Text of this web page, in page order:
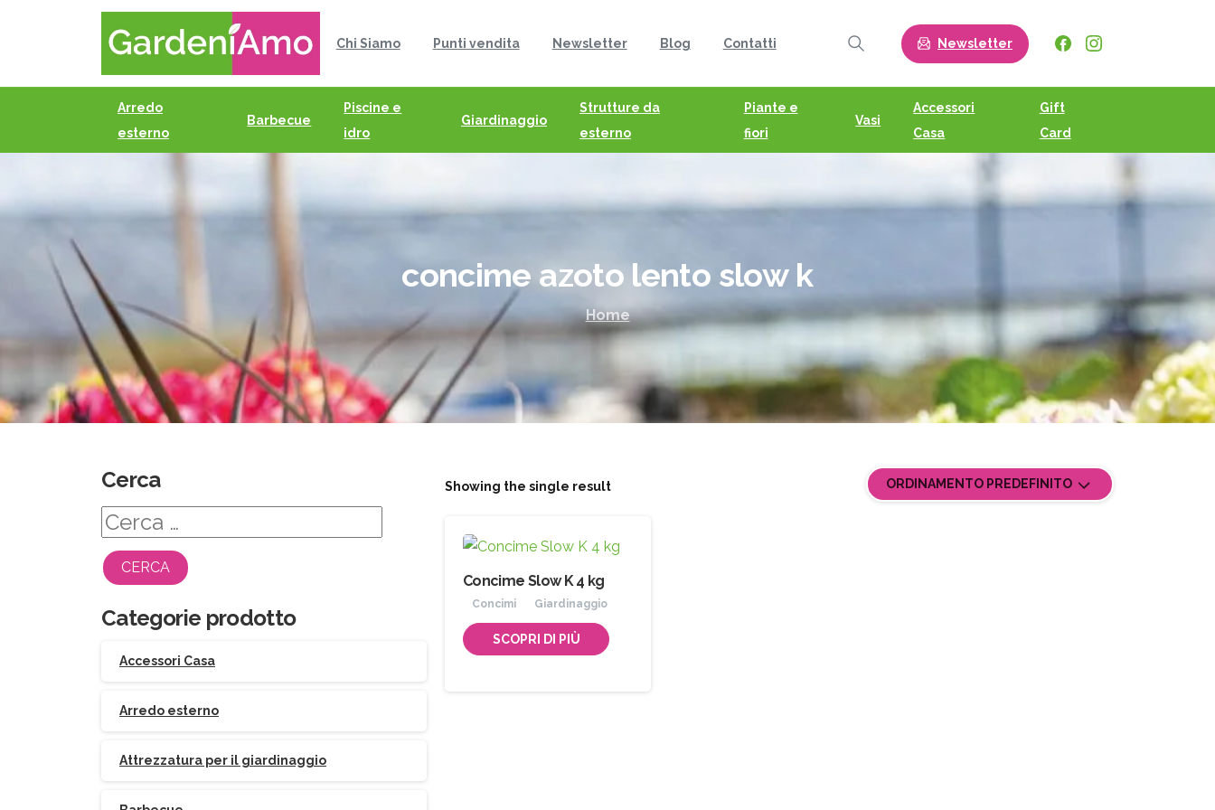
Chi Siamo Punti vendita Newsletter Blog Contatti
Search
Newsletter
Arredo
esterno
Barbecue
Piscine e
idro
Giardinaggio
Strutture da
esterno
Piante e
fiori
Vasi
Accessori
Casa
Gift
Card
concime azoto lento slow k
Home
Showing the single result ORDINAMENTO PREDEFINITO
Concime Slow K 4 kg
Concimi Giardinaggio
SCOPRI DI PIÙ
Cerca
Ricerca
per:
Categorie prodotto
Accessori Casa
Arredo esterno
Attrezzatura per il giardinaggio